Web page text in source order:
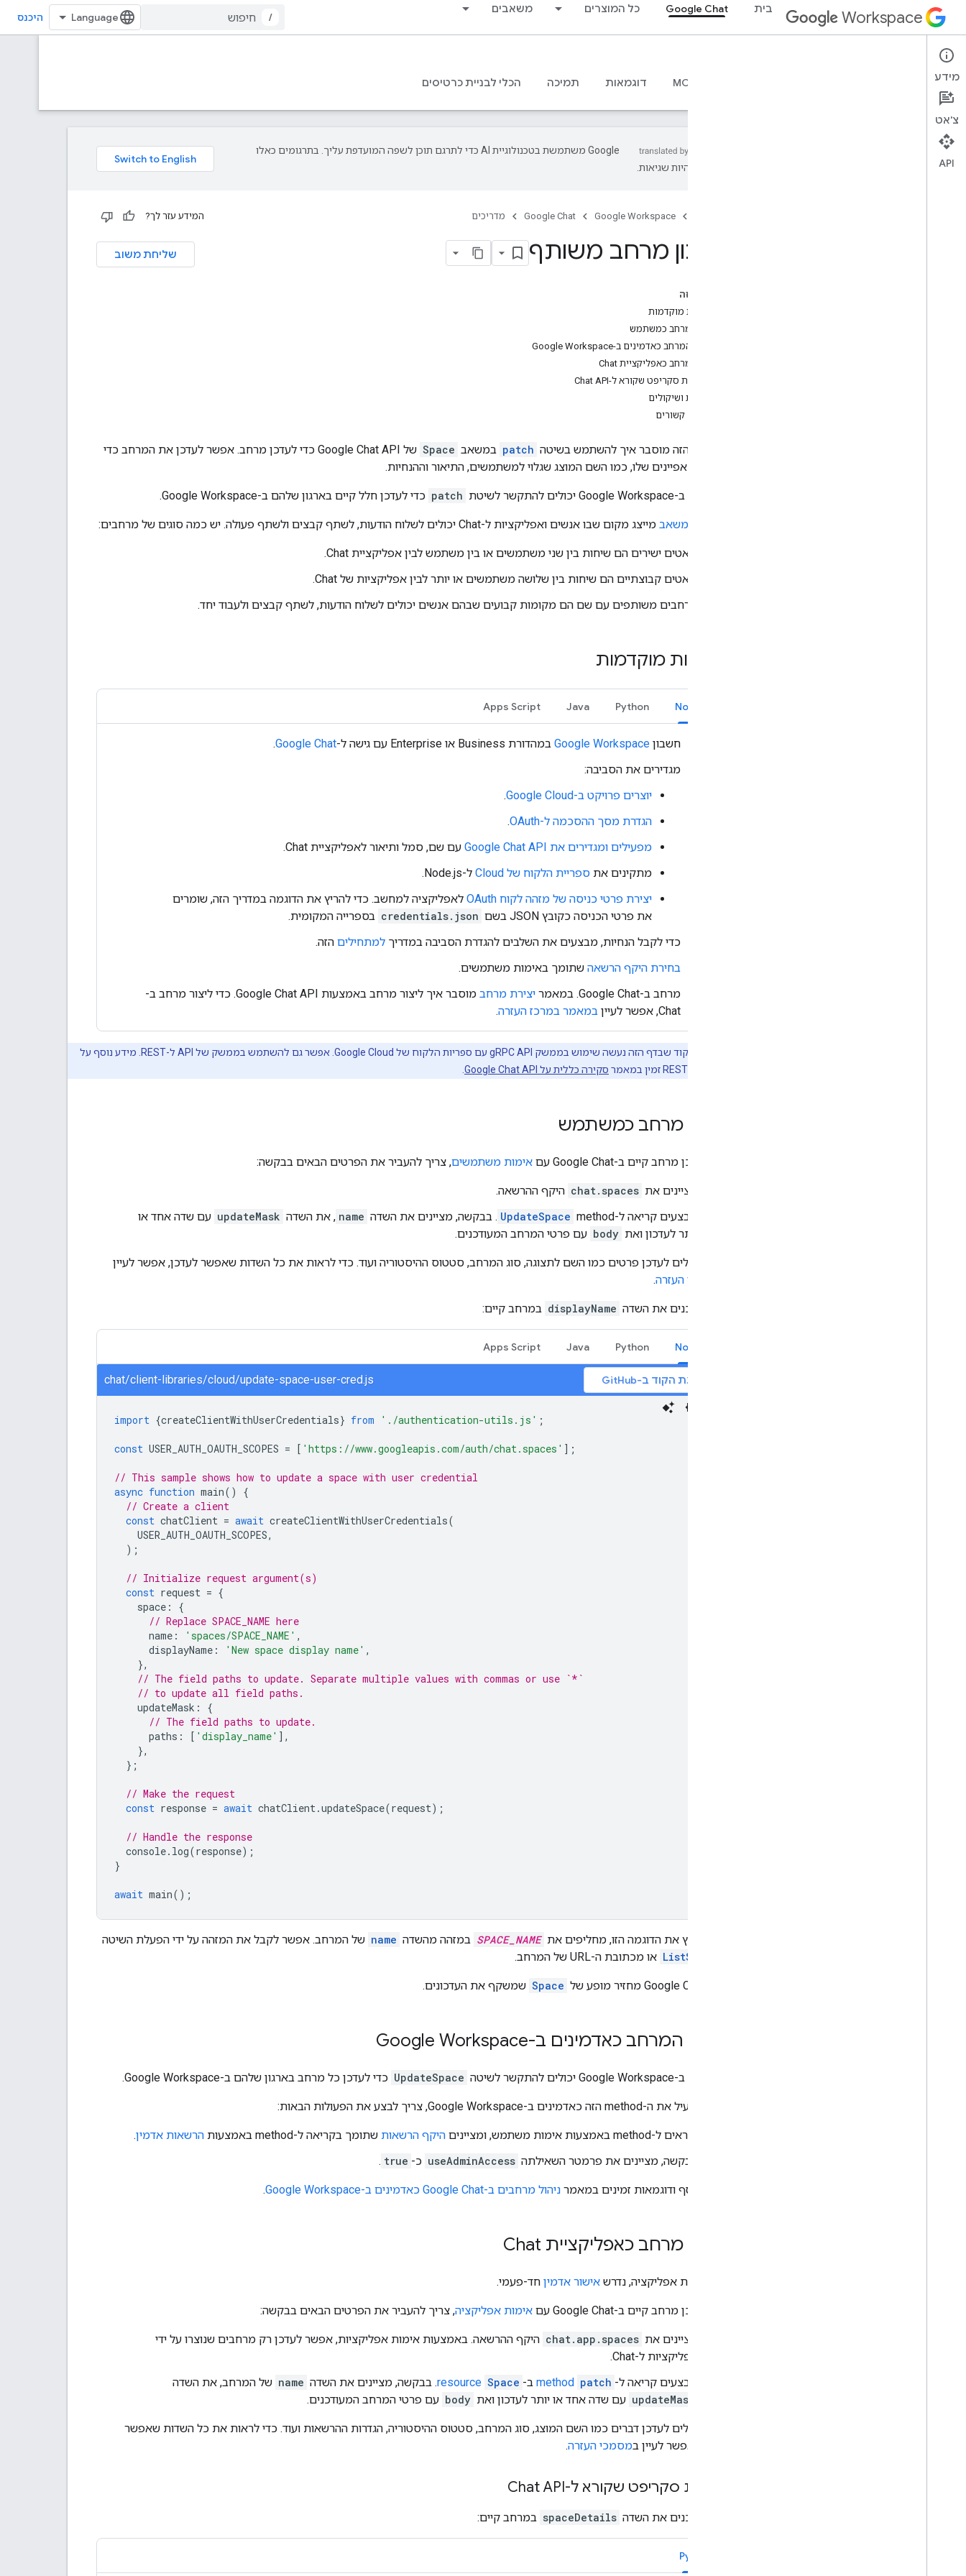
Workspace בית Google Chat כל המוצרים משאבים
/ היכנס
Google Chat
סקירה כללית דוגמאות תמיכה הכלי לבניית כרטיסים
‫Google משתמשת בטכנולוגיית AI כדי לתרגם תוכן לשפה המועדפת עליך. בתרגומים כאלו
עשויות להיות שגיאות.
Google Workspace
Google Chat מדריכים המידע עזר לך?
שליחת משוב עדכון מרחב משותף
בדף הזה
דרישות מוקדמות
עדכון מרחב כמשתמש
עדכון המרחב כאדמינים ב-Google Workspace
עדכון מרחב כאפליקציית Chat
כתיבת סקריפט שקורא ל-Chat API
מגבלות ושיקולים
נושאים קשורים
במדריך הזה מוסבר איך להשתמש בשיטה patch במשאב Space
של Google Chat API כדי לעדכן מרחב. אפשר לעדכן את המרחב כדי
לשנות מאפיינים שלו, כמו השם המוצג שגלוי למשתמשים, התיאור וההנחיות.
אדמינים ב-Google Workspace יכולים להתקשר לשיטת patch כדי לעדכן חלל קיים בארגון שלהם ב-Google Workspace.
משאב מייצג מקום שבו אנשים ואפליקציות ל-Chat יכולים לשלוח הודעות, לשתף קבצים ולשתף פעולה. יש כמה סוגים של מרחבים:
צ'אטים ישירים הם שיחות בין שני משתמשים או בין משתמש לבין אפליקציית Chat.
צ'אטים קבוצתיים הם שיחות בין שלושה משתמשים או יותר לבין אפליקציות של Chat.
מרחבים משותפים עם שם הם מקומות קבועים שבהם אנשים יכולים לשלוח הודעות, לשתף קבצים ולעבוד יחד.
דרישות מוקדמות
Node.js
Python
Java
Apps Script
חשבון Google Workspace במהדורת Business או Enterprise עם גישה ל- Google Chat
.
מגדירים את הסביבה:
יוצרים פרויקט ב-Google Cloud
.
הגדרת מסך ההסכמה ל-OAuth
.
מפעילים ומגדירים את Google Chat API
עם שם, סמל ותיאור לאפליקציית Chat.
מתקינים את ספריית הלקוח של Cloud
ל-Node.js.
יצירת פרטי כניסה של מזהה לקוח OAuth
לאפליקציה למחשב. כדי להריץ את הדוגמה במדריך הזה, שומרים
את פרטי הכניסה כקובץ JSON בשם
credentials.json בספרייה המקומית.
כדי לקבל הנחיות, מבצעים את השלבים להגדרת הסביבה במדריך למתחילים הזה.
בחירת היקף הרשאה שתומך באימות משתמשים.
מרחב ב-Google Chat. במאמר
יצירת מרחב
מוסבר איך ליצור מרחב באמצעות Google Chat API. כדי ליצור מרחב ב-
Chat, אפשר לעיין
במאמר במרכז העזרה.
בדוגמאות הקוד שבדף הזה נעשה שימוש בממשק gRPC API עם ספריות הלקוח של Google Cloud. אפשר גם להשתמש בממשק של API ל-REST. מידע נוסף על
סקירה כללית על Google Chat API
עדכון מרחב כמשתמש
כדי לעדכן מרחב קיים ב-Google Chat עם אימות משתמשים, צריך להעביר את הפרטים הבאים בבקשה:
מציינים את chat.spaces היקף ההרשאה.
מבצעים קריאה ל-method‏
UpdateSpace . בבקשה, מציינים את השדה name , את השדה updateMask עם שדה אחד או
יותר לעדכון ואת body עם פרטי המרחב המעודכנים.
אתם יכולים לעדכן פרטים כמו השם לתצוגה, סוג המרחב, סטטוס ההיסטוריה ועוד. כדי לראות את כל השדות שאפשר לעדכן, אפשר לעיין
מסמכי העזרה.
כך מעדכנים את השדה displayName במרחב קיים:
Node.js
Python
Java
Apps Script
chat/client-libraries/cloud/update-space-user-cred.js הצגת הקוד ב-GitHub
import {createClientWithUserCredentials} from './authentication-utils.js' ;
const USER_AUTH_OAUTH_SCOPES = [ 'https://www.googleapis.com/auth/chat.spaces' ];
// This sample shows how to update a space with user credential
async function main()
{
// Create a client
const chatClient = await createClientWithUserCredentials(
USER_AUTH_OAUTH_SCOPES,
);
// Initialize request argument(s)
const request = {
space :
{
// Replace SPACE_NAME here
name : 'spaces/SPACE_NAME' ,
displayName : 'New space display name' ,
},
// The field paths to update. Separate multiple values with commas or use `*`
// to update all field paths.
updateMask :
{
// The field paths to update.
paths : [ 'display_name' ],
},
};
// Make the request
const response = await chatClient.updateSpace(request);
// Handle the response
console. log(response);
}
await main();
כדי להריץ את הדוגמה הזו, מחליפים את SPACE_NAME במזהה מהשדה name של המרחב. אפשר לקבל את המזהה על ידי הפעלת השיטה
ListSpaces או מכתובת ה-URL של המרחב.
‫Google Chat API מחזיר מופע של Space שמשקף את העדכונים.
עדכון המרחב כאדמינים ב-Google Workspace
אדמינים ב-Google Workspace יכולים להתקשר לשיטה UpdateSpace כדי לעדכן כל מרחב בארגון שלהם ב-Google Workspace.
כדי להפעיל את ה-method הזה כאדמינים ב-Google Workspace, צריך לבצע את הפעולות הבאות:
קוראים ל-method באמצעות אימות משתמש, ומציינים היקף הרשאות שתומך בקריאה ל-method באמצעות הרשאות אדמין.
בבקשה, מציינים את פרמטר השאילתה useAdminAccess כ- true
.
מידע נוסף ודוגמאות זמינים במאמר ניהול מרחבים ב-Google Chat כאדמינים ב-Google Workspace .
עדכון מרחב כאפליקציית Chat
כדי לאמת אפליקציה, נדרש אישור אדמין חד-פעמי.
כדי לעדכן מרחב קיים ב-Google Chat עם אימות אפליקציה, צריך להעביר את הפרטים הבאים בבקשה:
מציינים את chat.app.spaces היקף ההרשאה. באמצעות אימות אפליקציות, אפשר לעדכן רק מרחבים שנוצרו על ידי
אפליקציות ל-Chat.
מבצעים קריאה ל- patch ב- Space . בבקשה, מציינים את השדה name של המרחב, את השדה
updateMask עם שדה אחד או יותר לעדכון ואת body עם פרטי המרחב המעודכנים.
אתם יכולים לעדכן דברים כמו השם המוצג, סוג המרחב, סטטוס ההיסטוריה, הגדרות ההרשאות ועוד. כדי לראות את כל השדות שאפשר
לעדכן, אפשר לעיין במסמכי העזרה.
כתיבת סקריפט שקורא ל-Chat API
כך מעדכנים את השדה spaceDetails במרחב קיים:
Python
מידע
צ'אט
API